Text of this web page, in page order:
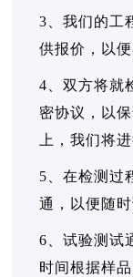
3、我们的工
供报价，以
4、双方将就
密协议，以
上，我们将
5、在检测过
通，以便随
6、试验测试
时间根据样